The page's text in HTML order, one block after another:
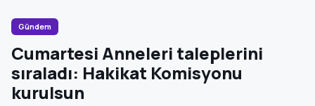
Gündem
Cumartesi Anneleri taleplerini
sıraladı: Hakikat Komisyonu
kurulsun